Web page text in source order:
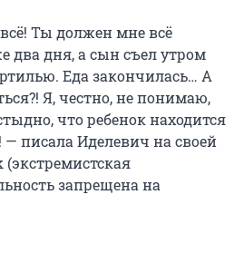
Ты должен мне всё
два дня, а сын съел утром
Еда закончилась… А
Я, честно, не понимаю,
что ребенок находится
— писала Иделевич на своей
(экстремистская
запрещена на